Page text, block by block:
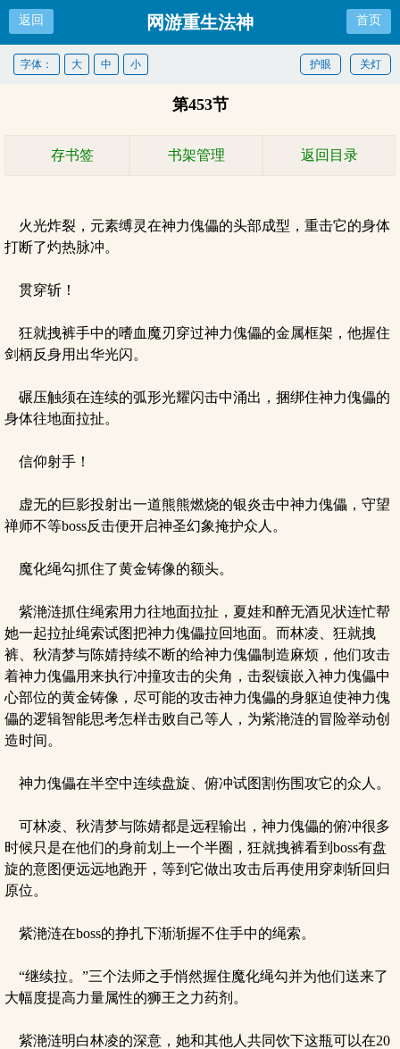
返回 网游重生法神 首页
关灯
护眼
字体： 大 中 小
第453节
存书签 书架管理 返回目录
火光炸裂，元素缚灵在神力傀儡的头部成型，重击它的身体
打断了灼热脉冲。
贯穿斩！
狂就拽裤手中的嗜血魔刃穿过神力傀儡的金属框架，他握住
剑柄反身用出华光闪。
碾压触须在连续的弧形光耀闪击中涌出，捆绑住神力傀儡的
身体往地面拉扯。
信仰射手！
虚无的巨影投射出一道熊熊燃烧的银炎击中神力傀儡，守望
禅师不等boss反击便开启神圣幻象掩护众人。
魔化绳勾抓住了黄金铸像的额头。
紫滟涟抓住绳索用力往地面拉扯，夏娃和醉无酒见状连忙帮
她一起拉扯绳索试图把神力傀儡拉回地面。而林凌、狂就拽
裤、秋清梦与陈婧持续不断的给神力傀儡制造麻烦，他们攻击
着神力傀儡用来执行冲撞攻击的尖角，击裂镶嵌入神力傀儡中
心部位的黄金铸像，尽可能的攻击神力傀儡的身躯迫使神力傀
儡的逻辑智能思考怎样击败自己等人，为紫滟涟的冒险举动创
造时间。
神力傀儡在半空中连续盘旋、俯冲试图割伤围攻它的众人。
可林凌、秋清梦与陈婧都是远程输出，神力傀儡的俯冲很多
时候只是在他们的身前划上一个半圈，狂就拽裤看到boss有盘
旋的意图便远远地跑开，等到它做出攻击后再使用穿刺斩回归
原位。
紫滟涟在boss的挣扎下渐渐握不住手中的绳索。
“继续拉。”三个法师之手悄然握住魔化绳勾并为他们送来了
大幅度提高力量属性的狮王之力药剂。
紫滟涟明白林凌的深意，她和其他人共同饮下这瓶可以在20